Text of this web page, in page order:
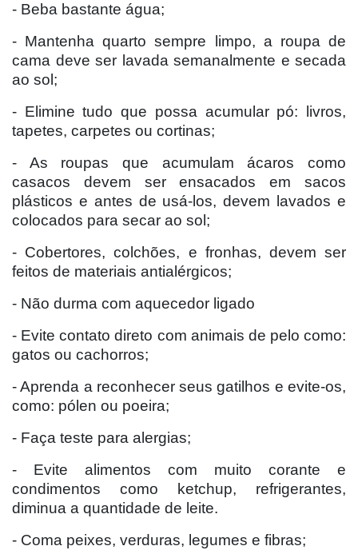
- Beba bastante água;
- Mantenha quarto sempre limpo, a roupa de
cama deve ser lavada semanalmente e secada
ao sol;
- Elimine tudo que possa acumular pó: livros,
tapetes, carpetes ou cortinas;
- As roupas que acumulam ácaros como
casacos devem ser ensacados em sacos
plásticos e antes de usá-los, devem lavados e
colocados para secar ao sol;
- Cobertores, colchões, e fronhas, devem ser
feitos de materiais antialérgicos;
- Não durma com aquecedor ligado
- Evite contato direto com animais de pelo como:
gatos ou cachorros;
- Aprenda a reconhecer seus gatilhos e evite-os,
como: pólen ou poeira;
- Faça teste para alergias;
- Evite alimentos com muito corante e
condimentos como ketchup, refrigerantes,
diminua a quantidade de leite.
- Coma peixes, verduras, legumes e fibras;